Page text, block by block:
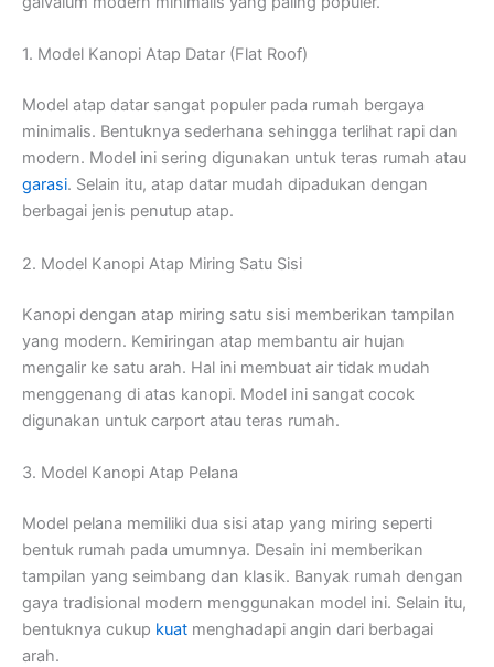
1. Model Kanopi Atap Datar (Flat Roof)
Model atap datar sangat populer pada rumah bergaya
minimalis. Bentuknya sederhana sehingga terlihat rapi dan
modern. Model ini sering digunakan untuk teras rumah atau
garasi. Selain itu, atap datar mudah dipadukan dengan
berbagai jenis penutup atap.
2. Model Kanopi Atap Miring Satu Sisi
Kanopi dengan atap miring satu sisi memberikan tampilan
yang modern. Kemiringan atap membantu air hujan
mengalir ke satu arah. Hal ini membuat air tidak mudah
menggenang di atas kanopi. Model ini sangat cocok
digunakan untuk carport atau teras rumah.
3. Model Kanopi Atap Pelana
Model pelana memiliki dua sisi atap yang miring seperti
bentuk rumah pada umumnya. Desain ini memberikan
tampilan yang seimbang dan klasik. Banyak rumah dengan
gaya tradisional modern menggunakan model ini. Selain itu,
bentuknya cukup kuat menghadapi angin dari berbagai
arah.